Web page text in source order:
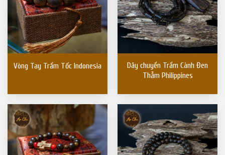
Vòng Tay Trầm Tốc Indonesia
Dây chuyền Trầm Cành Đen
Thẫm Philippines